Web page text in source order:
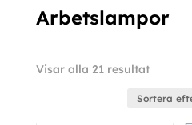
Arbetslampor
Visar alla 21 resultatSortera
senaste